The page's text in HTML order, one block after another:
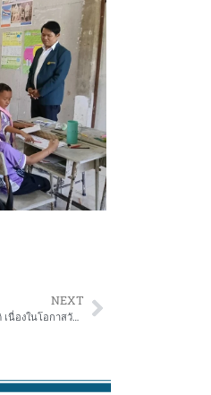
NEXT
รัฐบาลขอเชิญชวนหน่วยงานภาครัฐ ภาคเอกชน และประชาชน ร่วมกิจกรรมเฉลิมพระเกียรติ เนื่องในโอกาสวันเฉลิมพระชนมพรรษา พระบาทสมเด็จพระเจ้าอยู่หัว ๒๘ กรกฎาคม ๒๕๖๙